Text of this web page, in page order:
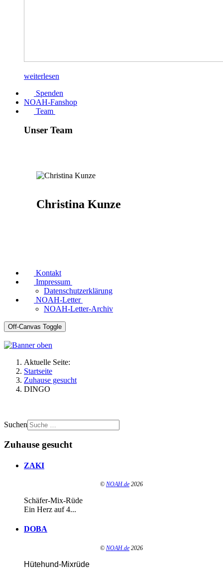
weiterlesen
Spenden
NOAH-Fanshop
Team
Unser Team
Christina Kunze
Kontakt
Impressum
Datenschutzerklärung
NOAH-Letter
NOAH-Letter-Archiv
Off-Canvas Toggle
Aktuelle Seite:
Startseite
Zuhause gesucht
DINGO
Suchen
Zuhause gesucht
ZAKI
© NOAH.de 2026
Schäfer-Mix-Rüde
Ein Herz auf 4...
DOBA
© NOAH.de 2026
Hütehund-Mixrüde